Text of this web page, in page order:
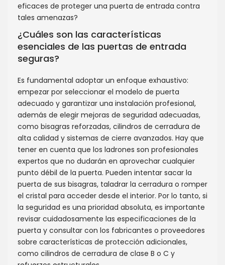
eficaces de proteger una puerta de entrada contra
tales amenazas?
¿Cuáles son las características
esenciales de las puertas de entrada
seguras?
Es fundamental adoptar un enfoque exhaustivo:
empezar por seleccionar el modelo de puerta
adecuado y garantizar una instalación profesional,
además de elegir mejoras de seguridad adecuadas,
como bisagras reforzadas, cilindros de cerradura de
alta calidad y sistemas de cierre avanzados. Hay que
tener en cuenta que los ladrones son profesionales
expertos que no dudarán en aprovechar cualquier
punto débil de la puerta. Pueden intentar sacar la
puerta de sus bisagras, taladrar la cerradura o romper
el cristal para acceder desde el interior. Por lo tanto, si
la seguridad es una prioridad absoluta, es importante
revisar cuidadosamente las especificaciones de la
puerta y consultar con los fabricantes o proveedores
sobre características de protección adicionales,
como cilindros de cerradura de clase B o C y